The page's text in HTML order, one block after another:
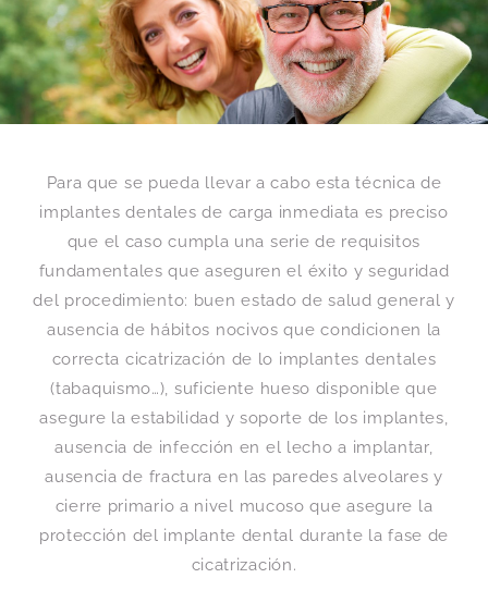
Para que se pueda llevar a cabo esta técnica de
implantes dentales de carga inmediata es preciso
que el caso cumpla una serie de requisitos
fundamentales que aseguren el éxito y seguridad
del procedimiento: buen estado de salud general y
ausencia de hábitos nocivos que condicionen la
correcta cicatrización de lo implantes dentales
(tabaquismo…), suficiente hueso disponible que
asegure la estabilidad y soporte de los implantes,
ausencia de infección en el lecho a implantar,
ausencia de fractura en las paredes alveolares y
cierre primario a nivel mucoso que asegure la
protección del implante dental durante la fase de
cicatrización.